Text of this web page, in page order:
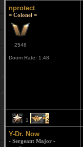
nprotect
= Colonel =
2546
Doom Rate: 1.48
1 2
Y-Dr. Now
- Sergeant Major -